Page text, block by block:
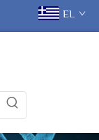
EL